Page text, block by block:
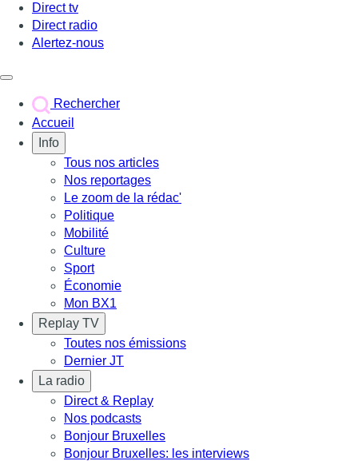
Direct tv
Direct radio
Alertez-nous
Rechercher
Accueil
Info
Tous nos articles
Nos reportages
Le zoom de la rédac'
Politique
Mobilité
Culture
Sport
Économie
Mon BX1
Replay TV
Toutes nos émissions
Dernier JT
La radio
Direct & Replay
Nos podcasts
Bonjour Bruxelles
Bonjour Bruxelles: les interviews